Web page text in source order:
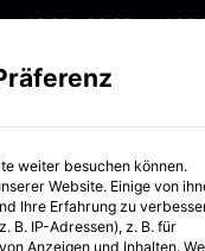
19.08.- 23.08. und
weiter besuchen können.
Website. Einige von
Ihre Erfahrung zu
B. IP-Adressen), z. B. für
Anzeigen und Inhalten.